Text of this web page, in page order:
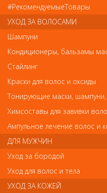
SEO
баланса кожи
Revlon Professional
для
головы 1000мл
Арт.
#РекомендуемыеТовары
УХОД ЗА ВОЛОСАМИ
Шампуни
Кондиционеры, бальзамы
Стайлинг
Краски для волос и оксиды
Тонирующие маски,
Химсоставы для завивки
Ампульное лечение волос и
ДЛЯ МУЖЧИН
Уход за бородой
Уход для волос и тела
УХОД ЗА КОЖЕЙ